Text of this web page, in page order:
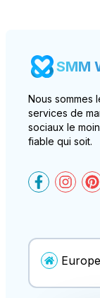
SMM
Nous sommes
services de
sociaux le
fiable qui soit.
SMM-